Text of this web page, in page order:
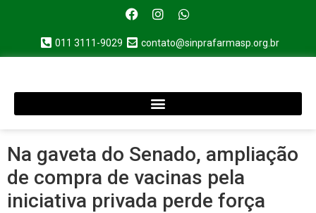
011 3111-9029 contato@sinprafarmasp.org.br
Na gaveta do Senado, ampliação
de compra de vacinas pela
iniciativa privada perde força